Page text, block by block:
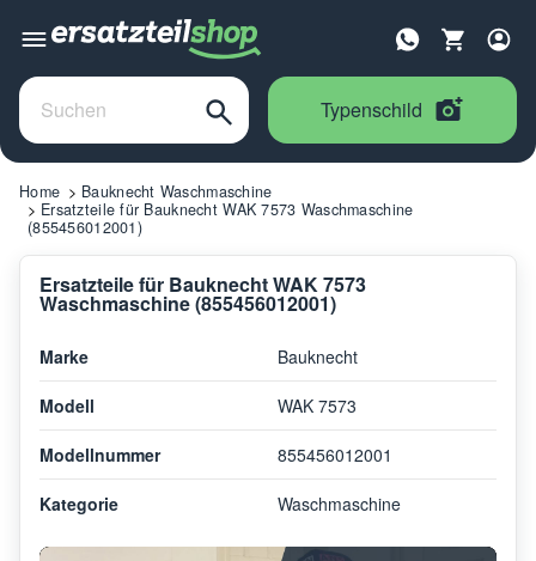
Typenschild
Home
Bauknecht Waschmaschine
Ersatzteile für Bauknecht WAK 7573 Waschmaschine
(855456012001)
Ersatzteile für Bauknecht WAK 7573
Waschmaschine (855456012001)
Marke Bauknecht
Modell WAK 7573
Modellnummer 855456012001
Kategorie Waschmaschine